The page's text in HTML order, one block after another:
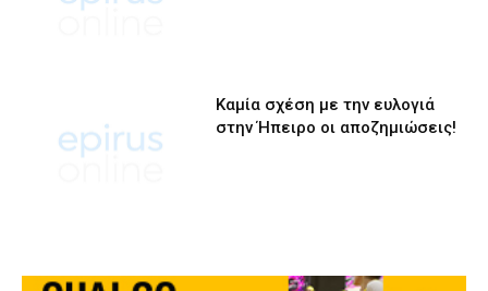
Καμία σχέση με την ευλογιά
στην Ήπειρο οι αποζημιώσεις!